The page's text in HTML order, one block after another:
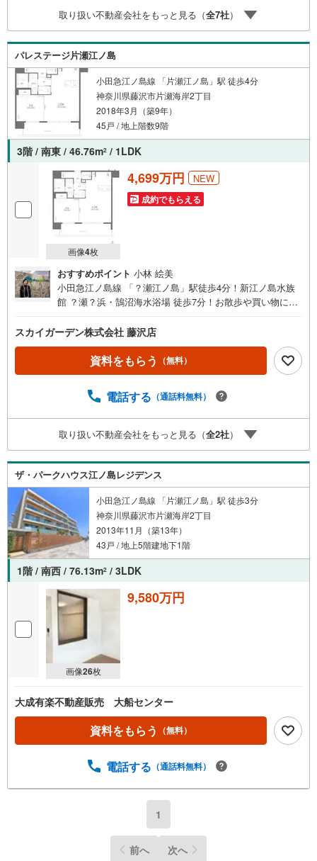
取り扱い不動産会社をもっと見る（全7社）
パレステージ片瀬江ノ島
小田急江ノ島線 「片瀬江ノ島」駅 徒歩4分
神奈川県藤沢市片瀬海岸2丁目
2018年3月（築9年）
45戸 / 地上階数9階
3階 / 南東 / 46.76m2 / 1LDK
画像4枚
4,699万円 NEW
成約でもらえる
おすすめポイント 小林 絵美
小田急江ノ島線 「？瀬江ノ島」駅徒歩4分！新江ノ島水族
館 ？瀬？浜・鵠沼海水浴場 徒歩7分！お散歩や買い物に出
せんか。ご連絡お待ちしております。
スカイガーデン株式会社 藤沢店
資料をもらう （無料）
電話する （通話料無料）
取り扱い不動産会社をもっと見る（全2社）
ザ・パークハウス江ノ島レジデンス
小田急江ノ島線 「片瀬江ノ島」駅 徒歩3分
神奈川県藤沢市片瀬海岸2丁目
2013年11月（築13年）
43戸 / 地上5階建地下1階
1階 / 南西 / 76.13m2 / 3LDK
画像26枚
9,580万円
大成有楽不動産販売 大船センター
資料をもらう （無料）
電話する （通話料無料）
1
前へ 次へ